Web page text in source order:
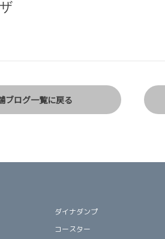
ブログ一覧に戻る
ダイナダンプ
コースター